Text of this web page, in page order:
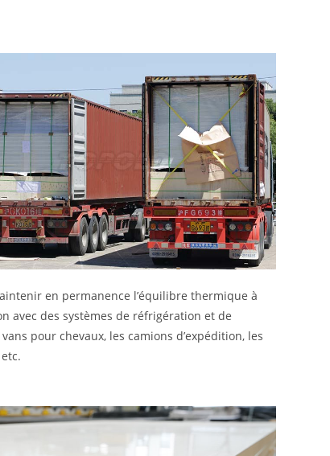
en permanence l’équilibre thermique à
avec des systèmes de réfrigération et de
pour chevaux, les camions d’expédition, les